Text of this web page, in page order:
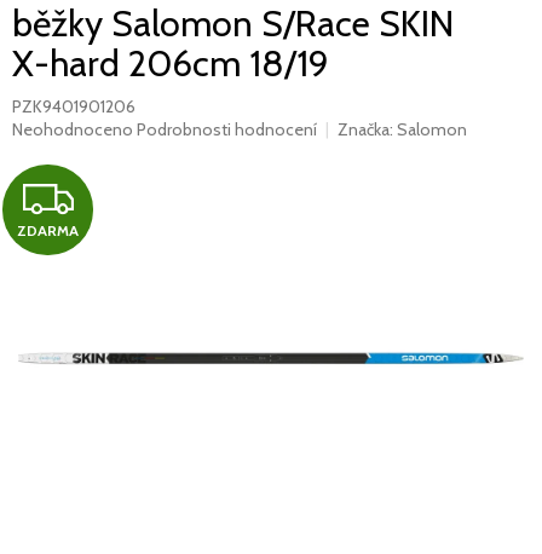
běžky Salomon S/Race SKIN
X-hard 206cm 18/19
PZK9401901206
Průměrné
produktu
0,0
z
Neohodnoceno Podrobnosti hodnocení Značka: Salomon
Z
D
R
ZDARMA